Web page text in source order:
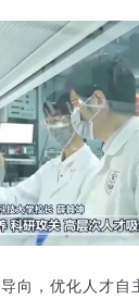
，优化人才自